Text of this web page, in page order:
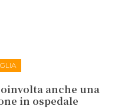
anche una
in ospedale